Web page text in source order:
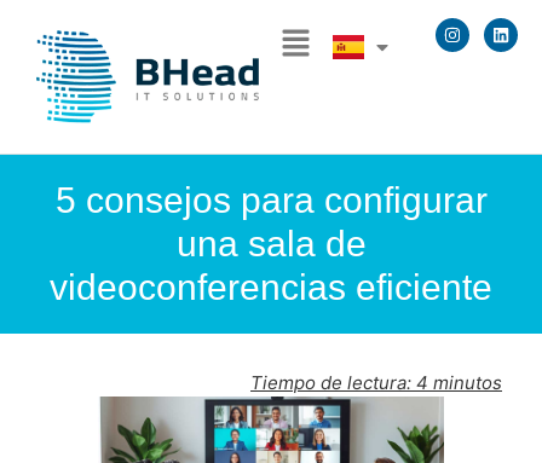
5 consejos para configurar
una sala de
videoconferencias eficiente
Tiempo de lectura: 4 minutos